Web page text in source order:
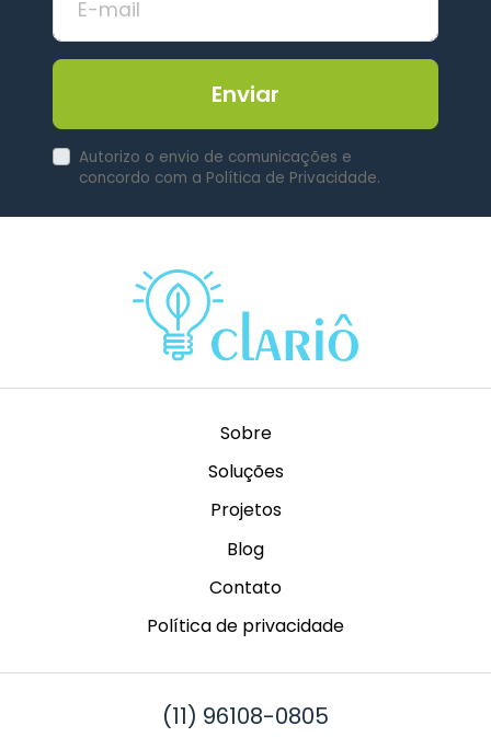
Enviar
Autorizo o envio de comunicações e
concordo com a Política de Privacidade.
Sobre
Soluções
Projetos
Blog
Contato
Política de privacidade
(11) 96108-0805